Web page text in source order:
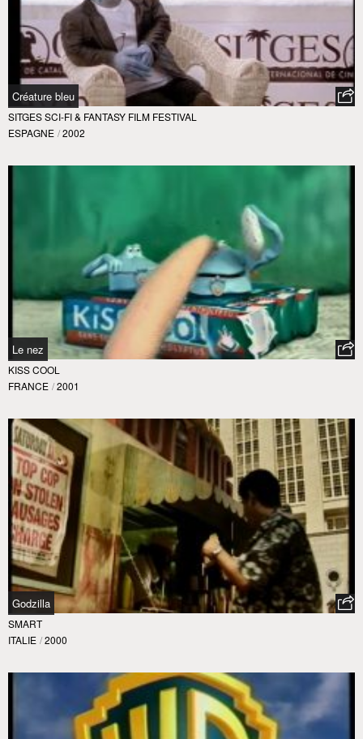
Créature bleu
SITGES SCI-FI & FANTASY FILM FESTIVAL
ESPAGNE / 2002
Le nez
KISS COOL
FRANCE / 2001
Godzilla
SMART
ITALIE / 2000